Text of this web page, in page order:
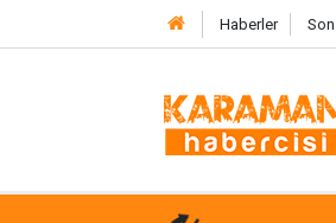
Haberler